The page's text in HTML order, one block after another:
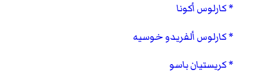
كارلوس أكونا
كارلوس ألفريدو خوسيه
كريستيان باسو